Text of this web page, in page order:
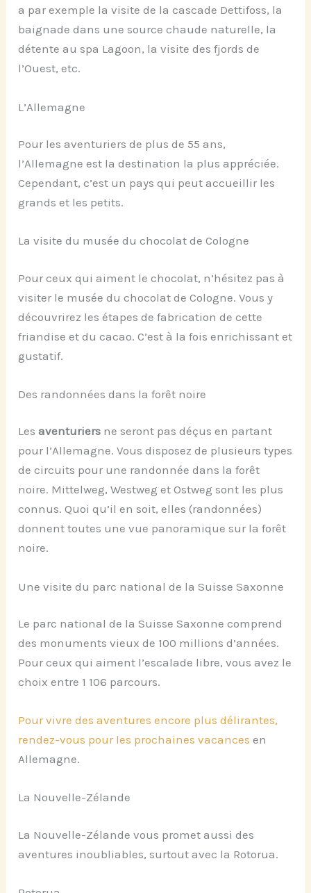
a par exemple la visite de la cascade Dettifoss, la
baignade dans une source chaude naturelle, la
détente au spa Lagoon, la visite des fjords de
l’Ouest, etc.
L’Allemagne
Pour les aventuriers de plus de 55 ans,
l’Allemagne est la destination la plus appréciée.
Cependant, c’est un pays qui peut accueillir les
grands et les petits.
La visite du musée du chocolat de Cologne
Pour ceux qui aiment le chocolat, n’hésitez pas à
visiter le musée du chocolat de Cologne. Vous y
découvrirez les étapes de fabrication de cette
friandise et du cacao. C’est à la fois enrichissant et
gustatif.
Des randonnées dans la forêt noire
Lesaventuriers ne seront pas déçus en partant
pour l’Allemagne. Vous disposez de plusieurs types
de circuits pour une randonnée dans la forêt
noire. Mittelweg, Westweg et Ostweg sont les plus
connus. Quoi qu’il en soit, elles (randonnées)
donnent toutes une vue panoramique sur la forêt
noire.
Une visite du parc national de la Suisse Saxonne
Le parc national de la Suisse Saxonne comprend
des monuments vieux de 100 millions d’années.
Pour ceux qui aiment l’escalade libre, vous avez le
choix entre 1 106 parcours.
Pour vivre des aventures encore plus délirantes,
rendez-vous pour les prochaines vacances en
Allemagne.
La Nouvelle-Zélande
La Nouvelle-Zélande vous promet aussi des
aventures inoubliables, surtout avec la Rotorua.